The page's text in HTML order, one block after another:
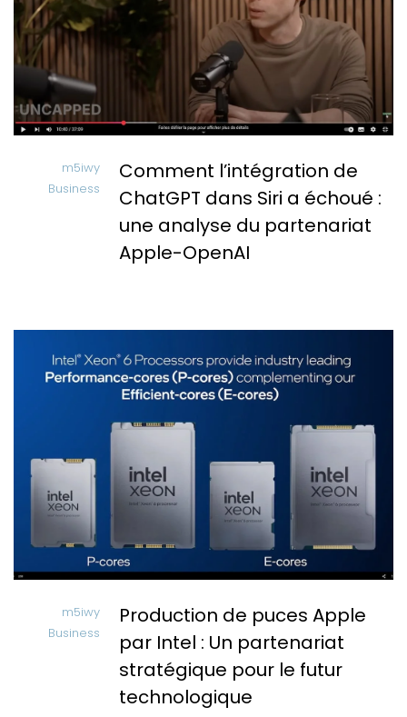
m5iwy
Business
Comment l’intégration de
ChatGPT dans Siri a échoué :
une analyse du partenariat
Apple-OpenAI
m5iwy
Business
Production de puces Apple
par Intel : Un partenariat
stratégique pour le futur
technologique